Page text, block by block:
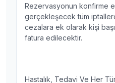
Rezervasyonun konfirme
gerçekleşecek tüm
cezalara ek olarak kişi
fatura edilecektir.
Hastalık, Tedavi Ve Her